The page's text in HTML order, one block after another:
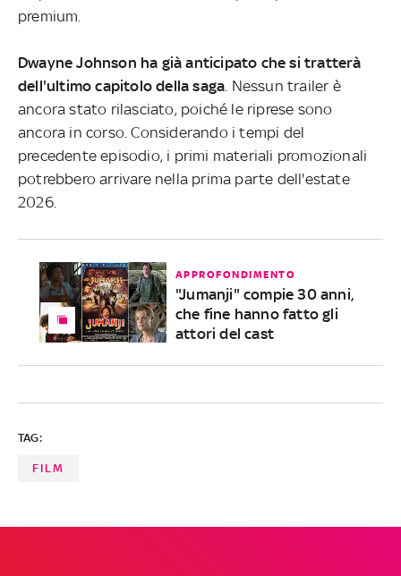
premium.
Dwayne Johnson ha già anticipato che si tratterà
dell'ultimo capitolo della saga . Nessun trailer è
ancora stato rilasciato, poiché le riprese sono
ancora in corso. Considerando i tempi del
precedente episodio, i primi materiali promozionali
potrebbero arrivare nella prima parte dell'estate
2026.
APPROFONDIMENTO
"Jumanji" compie 30 anni,
che fine hanno fatto gli
attori del cast
TAG:
FILM